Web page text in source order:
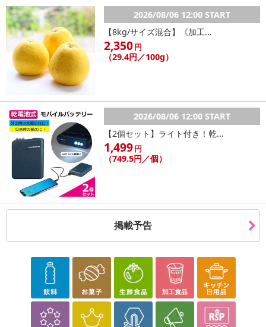
2026/08/06 12:00 START
【8kg/サイズ混合】《加工...
2,350円
（29.4円／100g）
2026/08/06 12:00 START
【2個セット】ライト付き！乾...
1,499円
（749.5円／個）
掲載予告